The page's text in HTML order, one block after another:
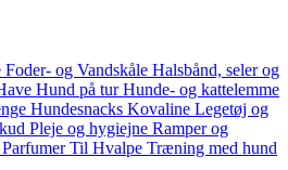
Foder- og Vandskåle Halsbånd, seler og
Hund på tur Hunde- og kattelemme
Hundesnacks Kovaline Legetøj og
Pleje og hygiejne Ramper og
Til Hvalpe Træning med hund